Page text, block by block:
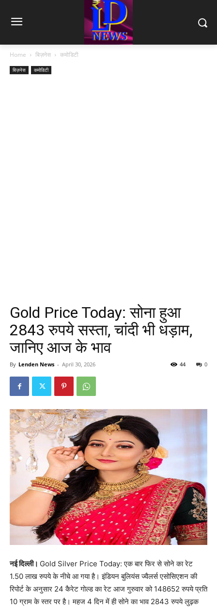
Home बिज़नेस कमोडिटी
बिज़नेस कमोडिटी
Gold Price Today: सोना हुआ
2843 रुपये सस्ता, चांदी भी धड़ाम,
जानिए आज के भाव
By Lenden News - April 30, 2026 0
44
नई दिल्ली। Gold Silver Price Today: एक बार फिर से सोने का रेट
1.50 लाख रुपये के नीचे आ गया है। इंडियन बुलियंस ज्वैलर्स एसोसिएशन की
रिपोर्ट के अनुसार 24 कैरेट गोल्ड का रेट आज गुरुवार को 148652 रुपये प्रति
10 ग्राम के स्तर पर है। महज 4 दिन में ही सोने का भाव 2843 रुपये लुढ़क